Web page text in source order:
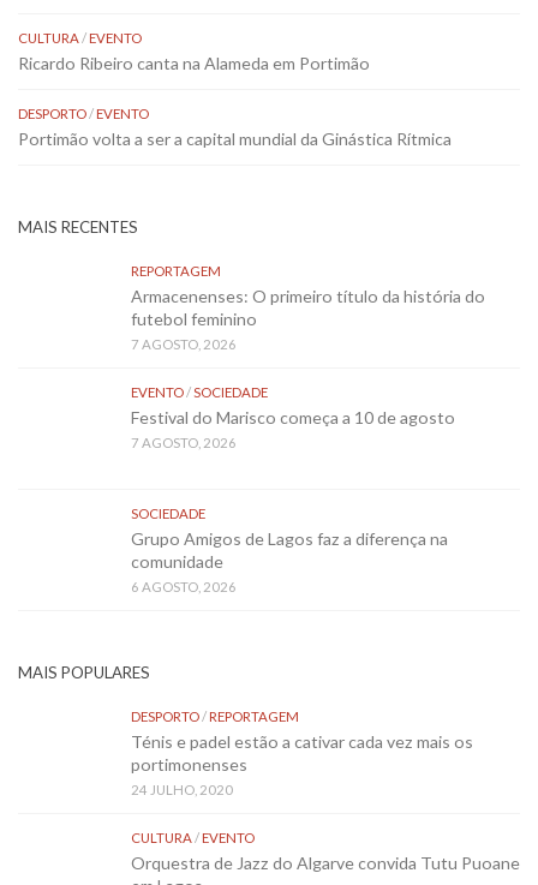
CULTURA/EVENTO
Ricardo Ribeiro canta na Alameda em Portimão
DESPORTO/EVENTO
Portimão volta a ser a capital mundial da Ginástica Rítmica
MAIS RECENTES
REPORTAGEM
Armacenenses: O primeiro título da história do
futebol feminino
7 AGOSTO, 2026
EVENTO/SOCIEDADE
Festival do Marisco começa a 10 de agosto
7 AGOSTO, 2026
SOCIEDADE
Grupo Amigos de Lagos faz a diferença na
comunidade
6 AGOSTO, 2026
MAIS POPULARES
DESPORTO/REPORTAGEM
Ténis e padel estão a cativar cada vez mais os
portimonenses
24 JULHO, 2020
CULTURA/EVENTO
Orquestra de Jazz do Algarve convida Tutu Puoane